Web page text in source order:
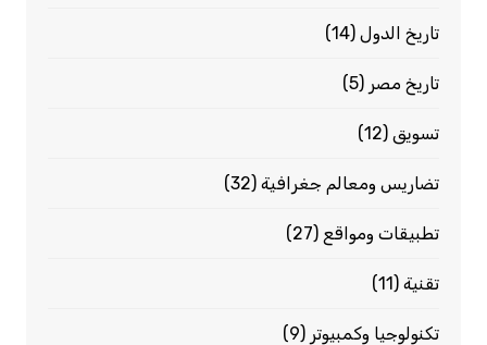
تاريخ الدول(14)
تاريخ مصر (5)
تسويق (12)
تضاريس ومعالم جغرافية(32)
تطبيقات ومواقع (27)
تقنية(11)
تكنولوجيا وكمبيوتر (9)